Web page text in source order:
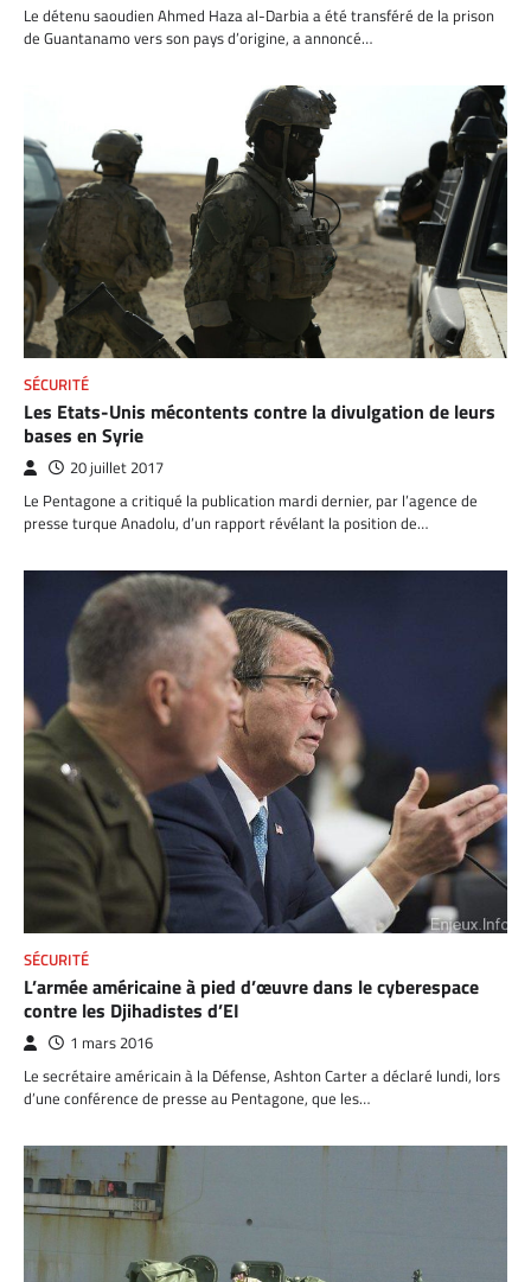
Le détenu saoudien Ahmed Haza al-Darbia a été transféré de la prison
de Guantanamo vers son pays d’origine, a annoncé…
SÉCURITÉ
Les Etats-Unis mécontents contre la divulgation de leurs
bases en Syrie
20 juillet 2017
Le Pentagone a critiqué la publication mardi dernier, par l’agence de
presse turque Anadolu, d’un rapport révélant la position de…
SÉCURITÉ
L’armée américaine à pied d’œuvre dans le cyberespace
contre les Djihadistes d’EI
1 mars 2016
Le secrétaire américain à la Défense, Ashton Carter a déclaré lundi, lors
d’une conférence de presse au Pentagone, que les…